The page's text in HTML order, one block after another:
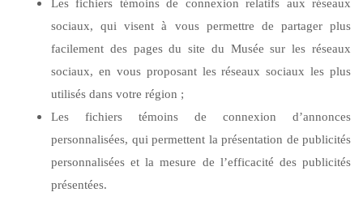
Les fichiers témoins de connexion relatifs aux réseaux
sociaux, qui visent à vous permettre de partager plus
facilement des pages du site du Musée sur les réseaux
sociaux, en vous proposant les réseaux sociaux les plus
utilisés dans votre région ;
Les fichiers témoins de connexion d’annonces
personnalisées, qui permettent la présentation de publicités
personnalisées et la mesure de l’efficacité des publicités
présentées.